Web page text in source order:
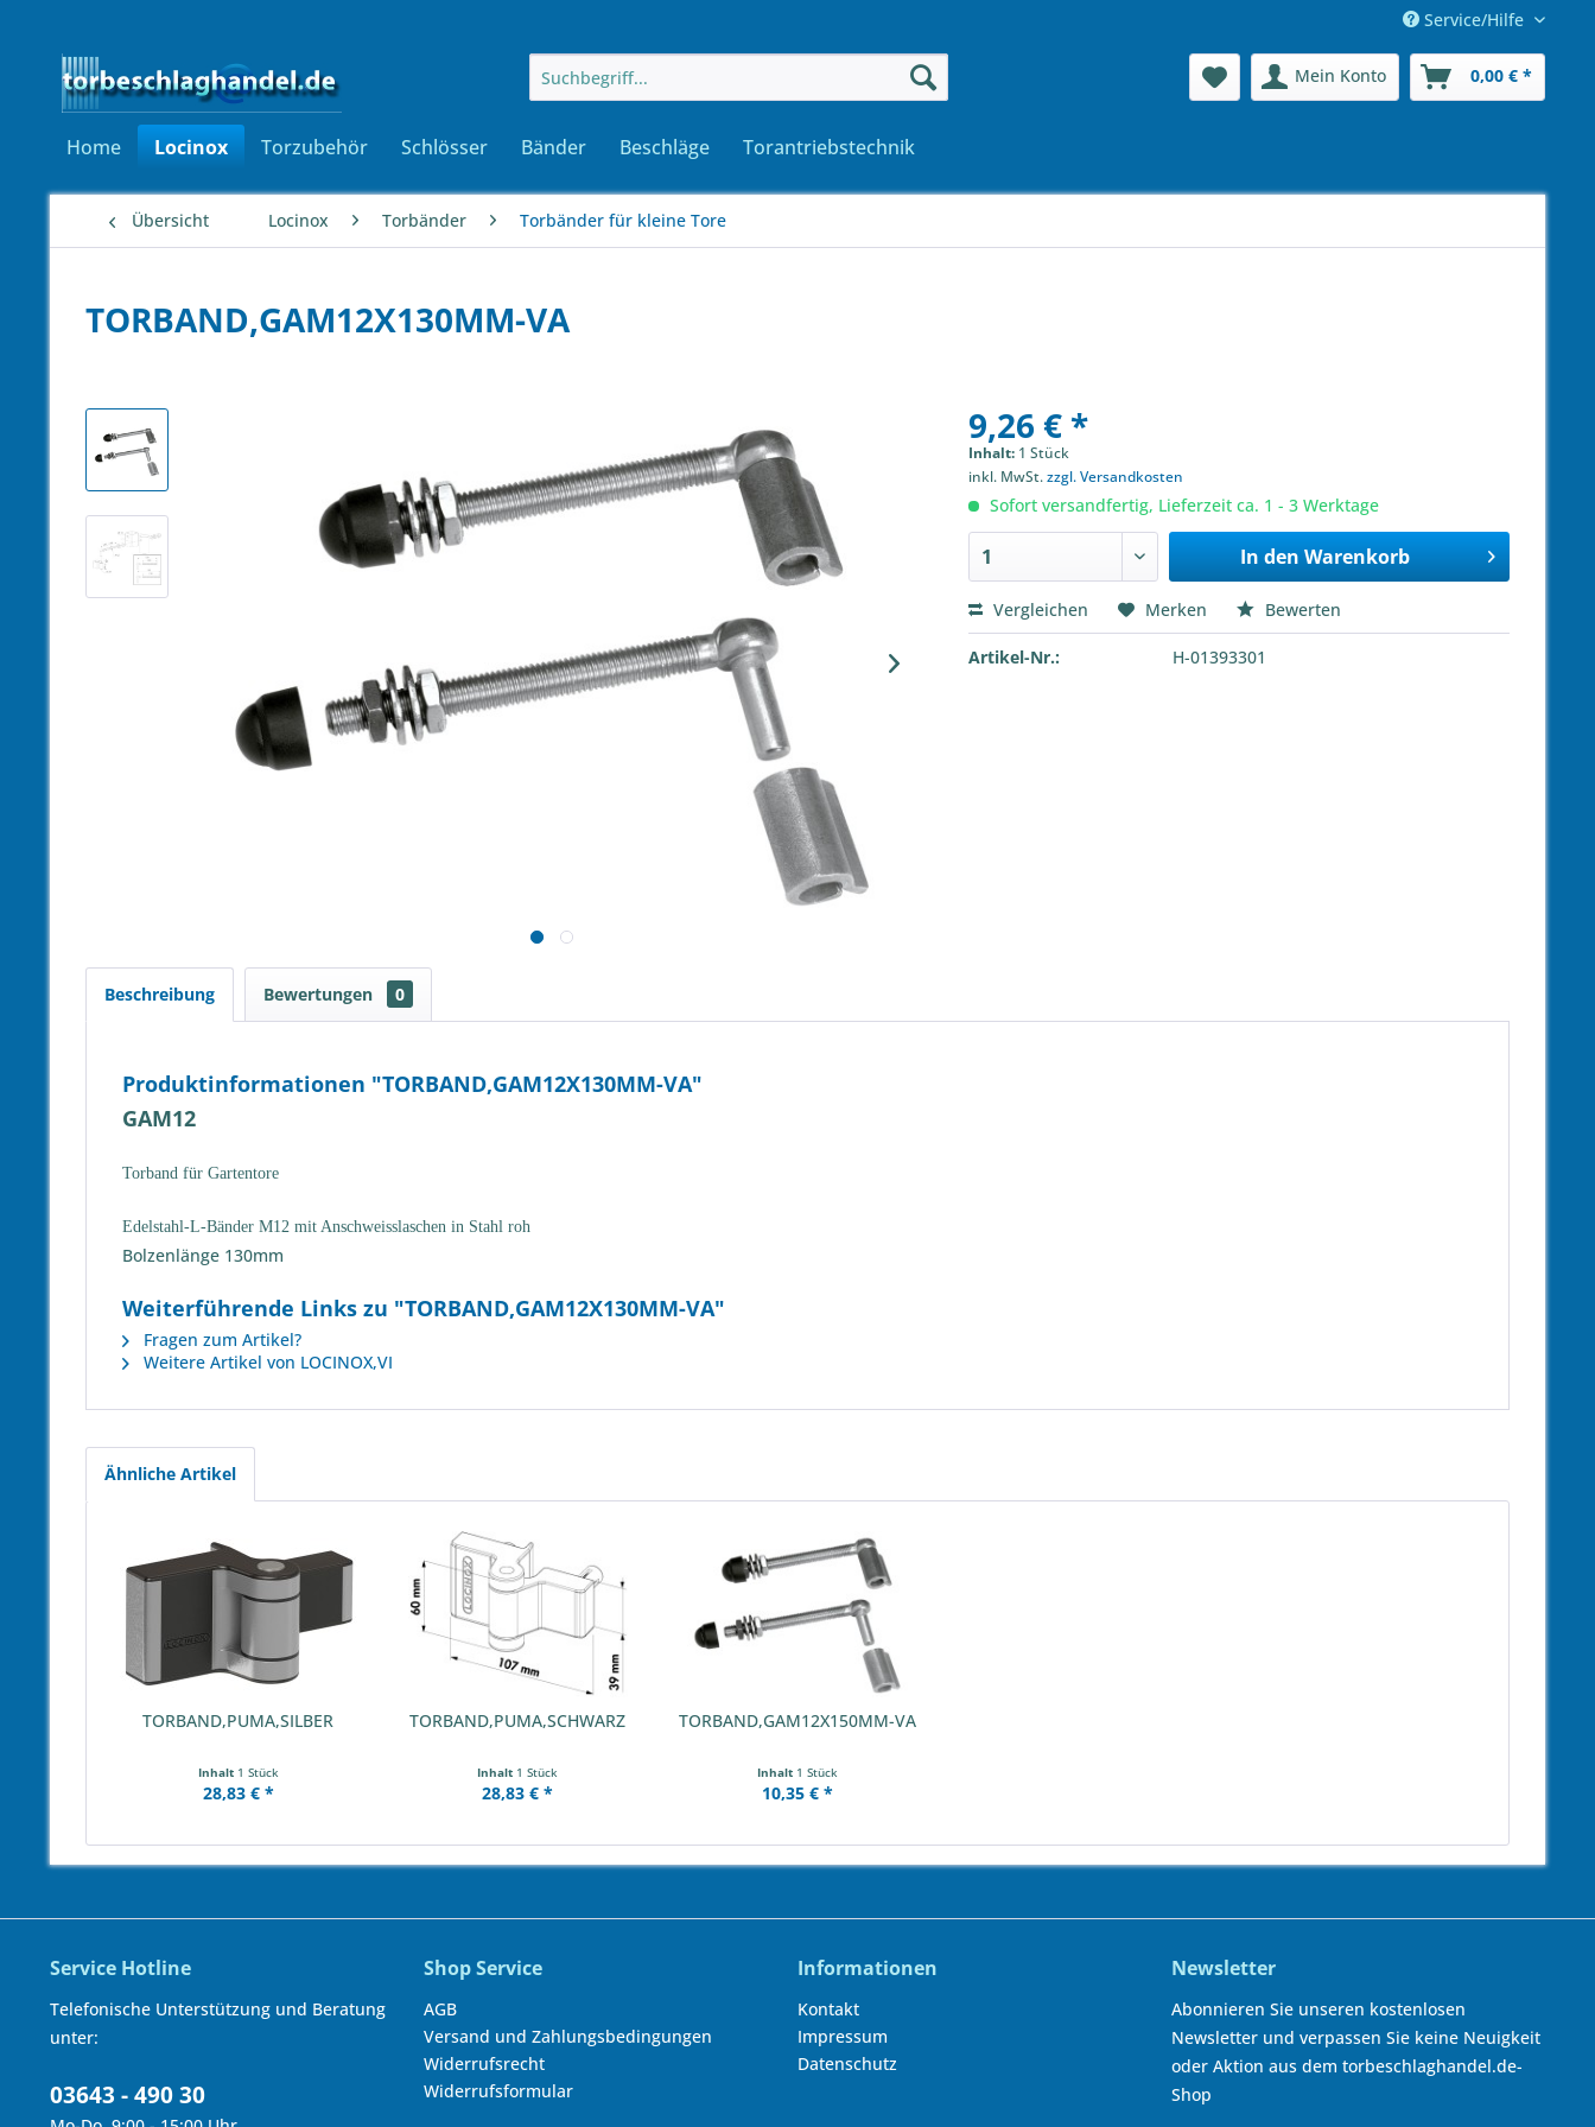
Service/Hilfe
Mein Konto 0,00 € *
Home Locinox Torzubehör Schlösser Bänder Beschläge Torantriebstechnik
Übersicht Locinox Torbänder Torbänder für kleine Tore
TORBAND,GAM12X130MM-VA
9,26 € *
Inhalt: 1 Stück
inkl. MwSt.zzgl. Versandkosten
Sofort versandfertig, Lieferzeit ca. 1 - 3 Werktage
In den Warenkorb
Vergleichen Merken Bewerten
Artikel-Nr.: H-01393301
Beschreibung Bewertungen 0
Produktinformationen "TORBAND,GAM12X130MM-VA"
GAM12
Torband für Gartentore
Edelstahl-L-Bänder M12 mit Anschweisslaschen in Stahl roh
Bolzenlänge 130mm
Weiterführende Links zu "TORBAND,GAM12X130MM-VA"
Fragen zum Artikel?
Weitere Artikel von LOCINOX,VI
Ähnliche Artikel
TORBAND,PUMA,SILBER
Inhalt 1 Stück
28,83 € *
TORBAND,PUMA,SCHWARZ
Inhalt 1 Stück
28,83 € *
TORBAND,GAM12X150MM-VA
Inhalt 1 Stück
10,35 € *
Service Hotline
Telefonische Unterstützung und Beratung
unter:
03643 - 490 30
Shop Service
AGB
Versand und Zahlungsbedingungen
Widerrufsrecht
Widerrufsformular
Informationen
Kontakt
Impressum
Datenschutz
Newsletter
Abonnieren Sie unseren kostenlosen
Newsletter und verpassen Sie keine Neuigkeit
oder Aktion aus dem torbeschlaghandel.de-
Shop